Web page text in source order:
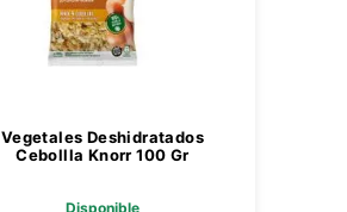
Vegetales Deshidratados
Cebollla Knorr 100 Gr
Disponible